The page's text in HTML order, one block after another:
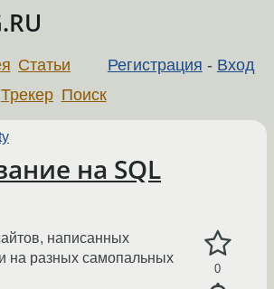
Регистрация - Вход
Статьи
Трекер Поиск
на SQL
0
написанных
на разных самопальных